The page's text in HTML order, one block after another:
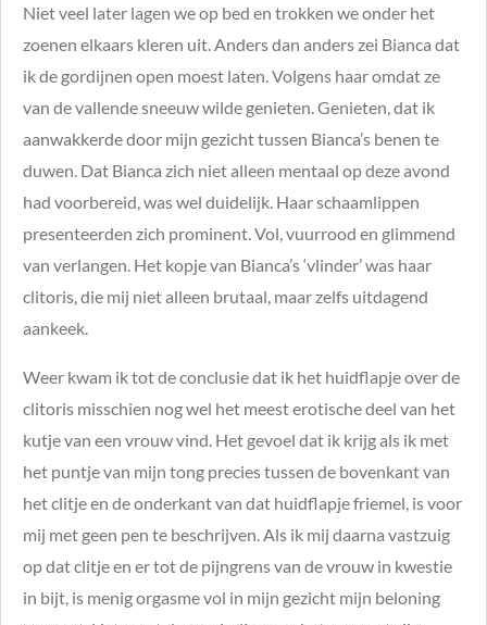
Niet veel later lagen we op bed en trokken we onder het
zoenen elkaars kleren uit. Anders dan anders zei Bianca dat
ik de gordijnen open moest laten. Volgens haar omdat ze
van de vallende sneeuw wilde genieten. Genieten, dat ik
aanwakkerde door mijn gezicht tussen Bianca’s benen te
duwen. Dat Bianca zich niet alleen mentaal op deze avond
had voorbereid, was wel duidelijk. Haar schaamlippen
presenteerden zich prominent. Vol, vuurrood en glimmend
van verlangen. Het kopje van Bianca’s ‘vlinder’ was haar
clitoris, die mij niet alleen brutaal, maar zelfs uitdagend
aankeek.
Weer kwam ik tot de conclusie dat ik het huidflapje over de
clitoris misschien nog wel het meest erotische deel van het
kutje van een vrouw vind. Het gevoel dat ik krijg als ik met
het puntje van mijn tong precies tussen de bovenkant van
het clitje en de onderkant van dat huidflapje friemel, is voor
mij met geen pen te beschrijven. Als ik mij daarna vastzuig
op dat clitje en er tot de pijngrens van de vrouw in kwestie
in bijt, is menig orgasme vol in mijn gezicht mijn beloning